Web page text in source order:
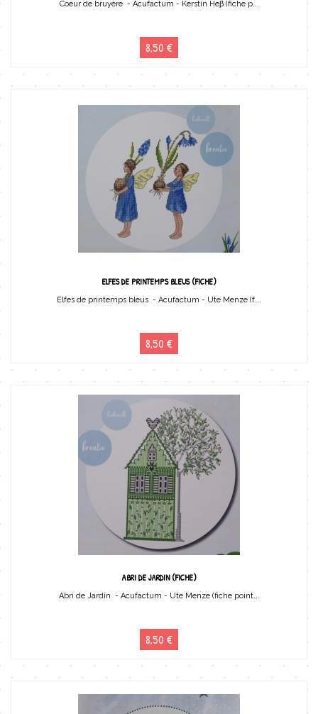
Coeur de bruyère - Acufactum - Kerstin Heβ (fiche p...
8,50 €
ELFES DE PRINTEMPS BLEUS (FICHE)
Elfes de printemps bleus - Acufactum - Ute Menze (f...
8,50 €
ABRI DE JARDIN (FICHE)
Abri de Jardin - Acufactum - Ute Menze (fiche point...
8,50 €